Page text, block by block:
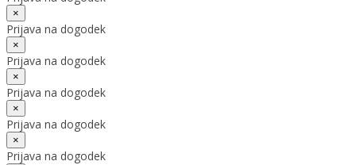
×
Prijava na dogodek
×
Prijava na dogodek
×
Prijava na dogodek
×
Prijava na dogodek
×
Prijava na dogodek